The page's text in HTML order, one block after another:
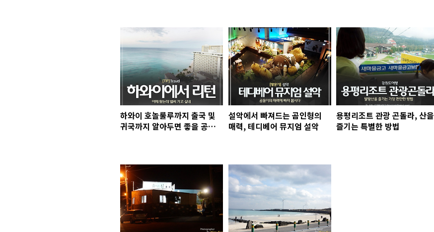
하와이 호놀룰루까지 출국 및
귀국까지 알아두면 좋을 공항
설악에서 빠져드는 곰인형의
매력, 테디베어 뮤지엄 설악
용평리조트 관광 곤돌라, 산을
즐기는 특별한 방법